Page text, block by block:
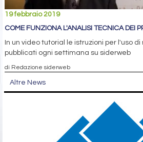
19 febbraio 2019
COME FUNZIONA L'ANALISI TECNICA DEI
In un video tutorial le istruzioni per l'uso
pubblicati ogni settimana su siderweb
di Redazione siderweb
Altre News